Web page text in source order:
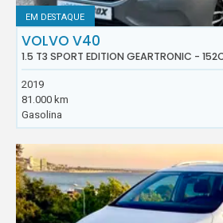
EM DESTAQUE
VOLVO V40
1.5 T3 SPORT EDITION GEARTRONIC -
2019
81.000 km
Gasolina